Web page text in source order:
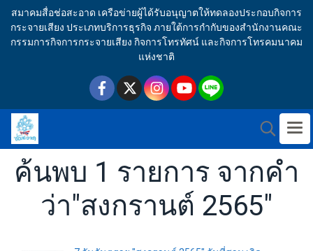
สมาคมสื่อช่อสะอาด เครือข่ายผู้ได้รับอนุญาตให้ทดลองประกอบกิจการ
กระจายเสียง ประเภทบริการธุรกิจ ภายใต้การกำกับของสำนักงานคณะ
กรรมการกิจการกระจายเสียง กิจการโทรทัศน์ และกิจการโทรคมนาคม
แห่งชาติ
ค้นพบ 1 รายการ จากคำ
ว่า"สงกรานต์ 2565"